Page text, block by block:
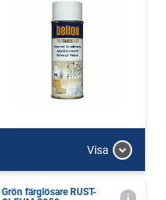
Visa
Grön färglösare RUST-